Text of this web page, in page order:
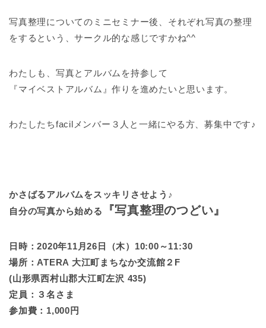
写真整理についてのミニセミナー後、それぞれ写真の整理
をするという、サークル的な感じですかね^^
わたしも、写真とアルバムを持参して
『マイベストアルバム』作りを進めたいと思います。
わたしたちfacilメンバー３人と一緒にやる方、募集中です♪
かさばるアルバムをスッキリさせよう♪
自分の写真から始める
『写真整理のつどい』
日時：2020年11月26日（木）10:00～11:30
場所：ATERA 大江町まちなか交流館２F
(山形県西村山郡大江町左沢 435)
定員：３名さま
参加費：1,000円